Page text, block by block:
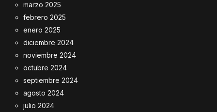
marzo 2025
febrero 2025
enero 2025
diciembre 2024
noviembre 2024
octubre 2024
septiembre 2024
agosto 2024
julio 2024